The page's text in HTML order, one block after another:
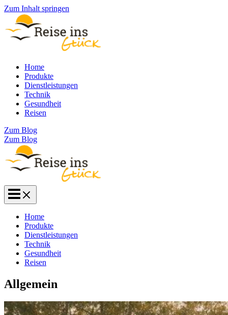
Zum Inhalt springen
Home
Produkte
Dienstleistungen
Technik
Gesundheit
Reisen
Zum Blog
Zum Blog
Home
Produkte
Dienstleistungen
Technik
Gesundheit
Reisen
Allgemein